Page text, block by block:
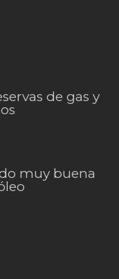
de gas y
muy buena